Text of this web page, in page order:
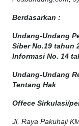
Berdasarkan :
Undang-Undang
Siber No.19 tahun
Informasi No. 14
Undang-Undang
Tentang Hak
Offece Sirkulasi/
Jl. Raya Pakuhaji